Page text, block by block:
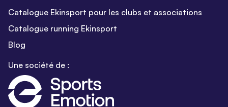
Catalogue Ekinsport pour les clubs et associations
Catalogue running Ekinsport
Blog
Une société de :